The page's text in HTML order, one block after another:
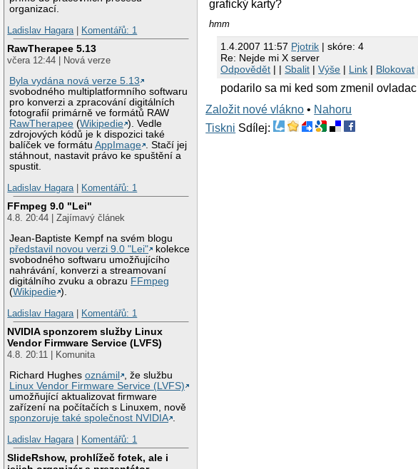
organizací.
Ladislav Hagara
Komentářů: 1
RawTherapee 5.13
včera 12:44 | Nová verze
Byla vydána nová verze 5.13
svobodného multiplatformního softwaru
pro konverzi a zpracování digitálních
fotografií primárně ve formátů RAW
RawTherapee (Wikipedie ). Vedle
zdrojových kódů je k dispozici také
balíček ve formátuAppImage . Stačí jej
stáhnout, nastavit právo ke spuštění a
spustit.
Ladislav Hagara
Komentářů: 1
FFmpeg 9.0 "Lei"
4.8. 20:44 | Zajímavý článek
Jean-Baptiste Kempf na svém blogu
představil novou verzi 9.0 "Lei"
kolekce
svobodného softwaru umožňujícího
nahrávání, konverzi a streamovaní
digitálního zvuku a obrazu FFmpeg
(Wikipedie ).
Ladislav Hagara
Komentářů: 1
NVIDIA sponzorem služby Linux
Vendor Firmware Service (LVFS)
4.8. 20:11 | Komunita
Richard Hughesoznámil
, že službu
Linux Vendor Firmware Service (LVFS)
umožňující aktualizovat firmware
zařízení na počítačích s Linuxem, nově
sponzoruje také společnost NVIDIA .
Ladislav Hagara | Komentářů: 1
SlideRshow, prohlížeč fotek, ale i
grafický karty?
hmm
1.4.2007 11:57 Pjotrik | skóre: 4
Re: Nejde mi X server
Odpovědět | |Sbalit |Výše | Link | Blokovat
podarilo sa mi ked som zmenil
Založit nové vlákno • Nahoru
Tiskni Sdílej: